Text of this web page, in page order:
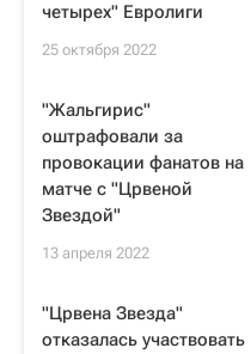
четырех" Евролиги
25 октября 2022
"Жальгирис"
оштрафовали за
провокации фанатов на
матче с "Црвеной
Звездой"
13 апреля 2022
"Црвена Звезда"
отказалась участвовать